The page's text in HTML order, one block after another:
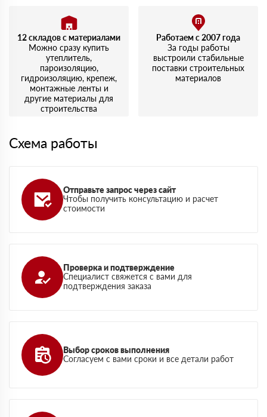
12 складов с материалами
Можно сразу купить
утеплитель,
пароизоляцию,
гидроизоляцию, крепеж,
монтажные ленты и
другие материалы для
строительства
Работаем с 2007 года
За годы работы
выстроили стабильные
поставки строительных
материалов
Схема работы
Отправьте запрос через сайт
Чтобы получить консультацию и расчет
стоимости
Проверка и подтверждение
Специалист свяжется с вами для
подтверждения заказа
Выбор сроков выполнения
Согласуем с вами сроки и все детали работ